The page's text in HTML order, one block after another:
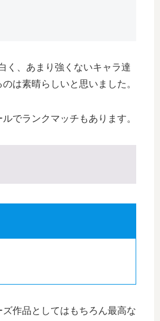
く、あまり強くないキャラ達
は素晴らしいと思いました。
でランクマッチもあります。
作品としてはもちろん最高な